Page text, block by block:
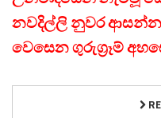
නවදිල්ලි නුවර
වෙසෙන ගුරුග්‍රෑම්